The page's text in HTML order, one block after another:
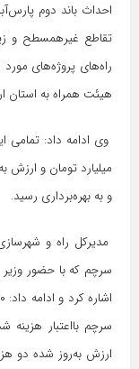
راه‌های پروژه‌های
هیئت همراه به استان
وی ادامه داد: تمامی
میلیارد تومان و
و به بهره‌برداری رسید.
مدیرکل راه و
سرچم که با حضور
سرچم بااعتبار
ارزش به‌روز شده دو